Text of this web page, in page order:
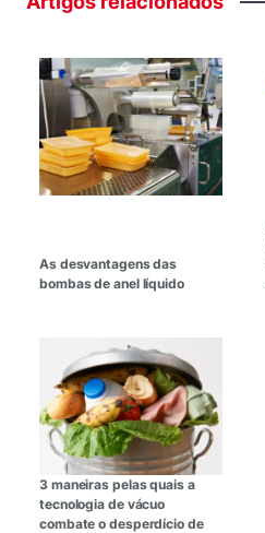
As desvantagens das
bombas de anel líquido
3 maneiras pelas quais a
tecnologia de vácuo
combate o desperdício de